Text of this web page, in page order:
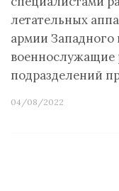
летательных
армии Западного
военнослужащие
подразделений
04/08/2022